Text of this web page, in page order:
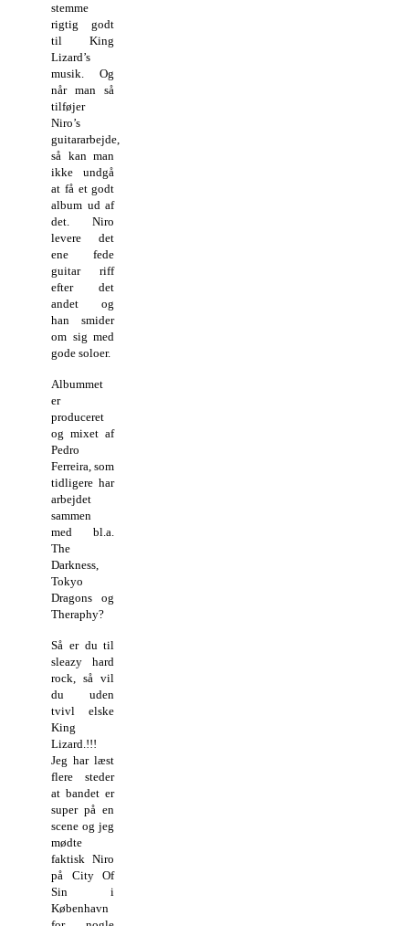
stemme
rigtig godt
til King
Lizard’s
musik. Og
når man så
tilføjer
Niro’s
guitararbejde,
så kan man
ikke undgå
at få et godt
album ud af
det. Niro
levere det
ene fede
guitar riff
efter det
andet og
han smider
om sig med
gode soloer.
Albummet
er
produceret
og mixet af
Pedro
Ferreira, som
tidligere har
arbejdet
sammen
med bl.a.
The
Darkness,
Tokyo
Dragons og
Theraphy?
Så er du til
sleazy hard
rock, så vil
du uden
tvivl elske
King
Lizard.!!!
Jeg har læst
flere steder
at bandet er
super på en
scene og jeg
mødte
faktisk Niro
på City Of
Sin i
København